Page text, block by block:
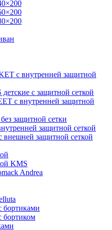
с внутренней защитной
с защитной сеткой
с внутренней защитной
защитной сетки
защитной сеткой
внешней защитной сеткой
KMS
Andrea
бортиками
бортиком